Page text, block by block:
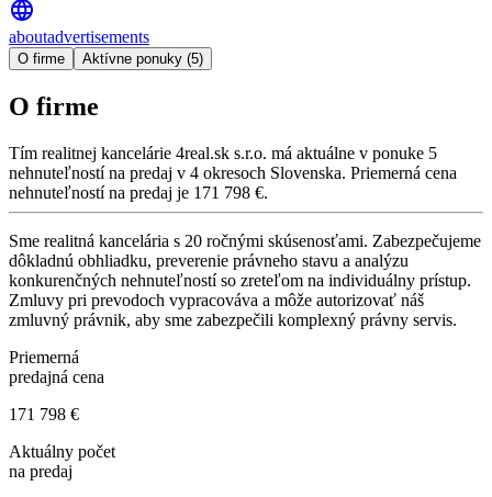
aboutadvertisements
O firme Aktívne ponuky (5)
O firme
Tím realitnej kancelárie 4real.sk s.r.o. má aktuálne v ponuke 5
nehnuteľnostína predaj v 4 okresoch Slovenska. Priemerná cena
nehnuteľností na predaj je 171 798 €.
Sme realitná kancelária s 20 ročnými skúsenosťami. Zabezpečujeme
dôkladnú obhliadku, preverenie právneho stavu a analýzu
konkurenčných nehnuteľností so zreteľom na individuálny prístup.
Zmluvy pri prevodoch vypracováva a môže autorizovať náš
zmluvný právnik, aby sme zabezpečili komplexný právny servis.
Priemerná
predajná cena
171 798 €
Aktuálny počet
na predaj